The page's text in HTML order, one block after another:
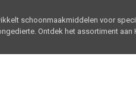
schoonmaakmiddelen voor
Ontdek het assortiment aan